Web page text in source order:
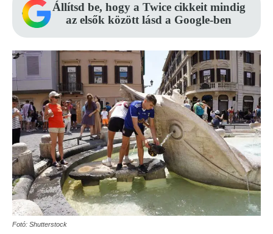
Állítsd be, hogy a Twice cikkeit mindig
az elsők között lásd a Google-ben
Fotó: Shutterstock